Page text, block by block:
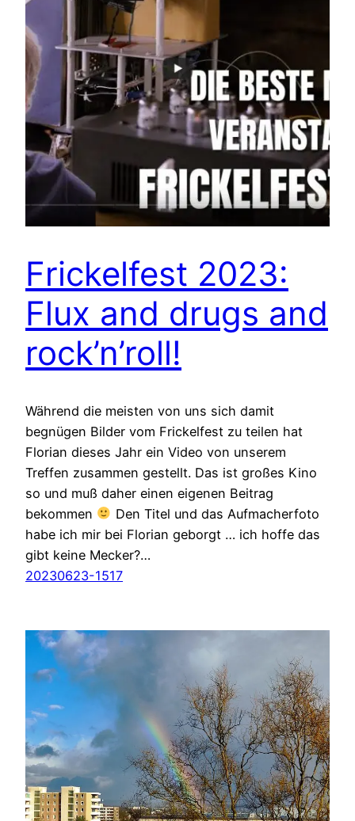
Frickelfest 2023:
Flux and drugs and
rock’n’roll!
Während die meisten von uns sich damit
begnügen Bilder vom Frickelfest zu teilen hat
Florian dieses Jahr ein Video von unserem
Treffen zusammen gestellt. Das ist großes Kino
so und muß daher einen eigenen Beitrag
bekommen
Den Titel und das Aufmacherfoto
habe ich mir bei Florian geborgt … ich hoffe das
gibt keine Mecker?…
20230623-1517